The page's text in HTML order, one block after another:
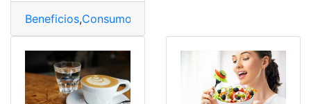
Beneficios,Consumo